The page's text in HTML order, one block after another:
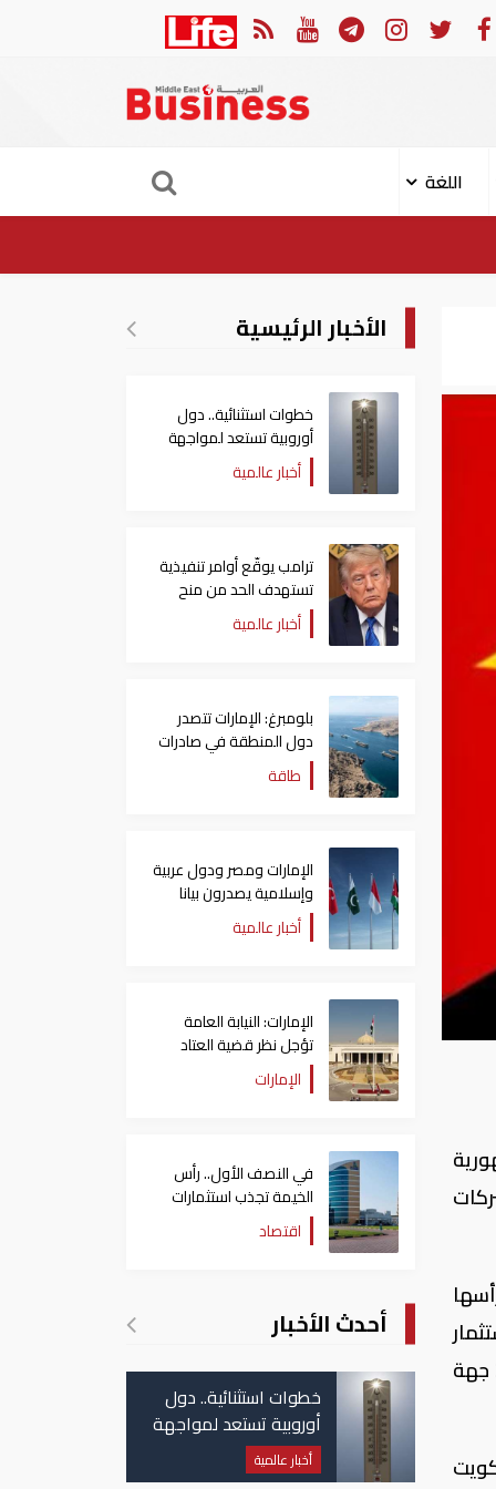
11 مدنيا في هجوم حوثي على نجران
اللغة
التي ترأسها
والصندوق الوطني لدعم المشروعات الصغيرة والمتوسطة والهيئة العامة للصناعة حفلت بلقاءات مع 22 جهة
الأخبار الرئيسية
خطوات استثنائية.. دول
أوروبية تستعد لمواجهة
موجة حر غير مسبوقة
أخبار عالمية
ترامب يوقّع أوامر تنفيذية
تستهدف الحد من منح
الجنسية الأمريكية بالولادة
أخبار عالمية
بلومبرغ: الإمارات تتصدر
دول المنطقة في صادرات
النفط عبر مضيق هرمز
طاقة
الإمارات ومصر ودول عربية
وإسلامية يصدرون بيانا
مشتركا بشأن الانتهاكات
الإسرائيلية في غزة
أخبار عالمية
الإمارات: النيابة العامة
تؤجل نظر قضية العتاد
العسكري للسودان
الإمارات
في النصف الأول.. رأس
الخيمة تجذب استثمارات
تتجاوز 771 مليون درهماقتصاد
أحدث الأخبار
خطوات استثنائية.. دول
أوروبية تستعد لمواجهة
موجة حر غير مسبوقة
أخبار عالمية